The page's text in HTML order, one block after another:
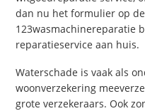
dan nu het formulier op
123wasmachinereparatie
reparatieservice aan huis.
Waterschade is vaak als
woonverzekering
grote verzekeraars. Ook